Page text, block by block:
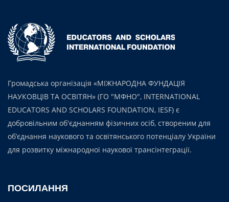
Громадська організація «МІЖНАРОДНА ФУНДАЦІЯ
НАУКОВЦІВ ТА ОСВІТЯН» (ГО "МФНО", INTERNATIONAL
EDUCATORS AND SCHOLARS FOUNDATION, IESF) є
добровільним об'єднанням фізичних осіб, створеним для
об’єднання наукового та освітянського потенціалу України
для розвитку міжнародної наукової трансінтеграції.
ПОСИЛАННЯ